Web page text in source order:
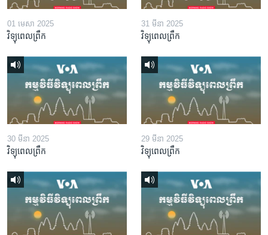
01 មេសា 2025
វិទ្យុពេលព្រឹក
31 មីនា 2025
វិទ្យុពេលព្រឹក
30 មីនា 2025
វិទ្យុពេលព្រឹក
29 មីនា 2025
វិទ្យុពេលព្រឹក